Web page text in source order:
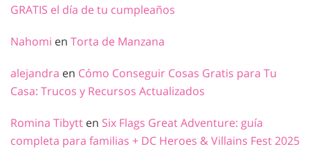
GRATIS el día de tu cumpleaños
Nahomi en Torta de Manzana
alejandra en Cómo Conseguir Cosas Gratis para Tu
Casa: Trucos y Recursos Actualizados
Romina Tibytt en Six Flags Great Adventure: guía
completa para familias + DC Heroes & Villains Fest 2025